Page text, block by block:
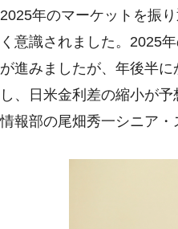
2025年のマーケットを振
く意識されました。2025
が進みましたが、年後半
し、日米金利差の縮小が
情報部の尾畑秀一シニア・